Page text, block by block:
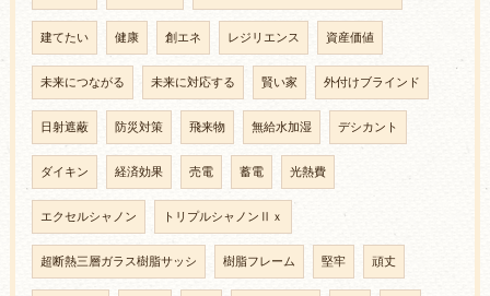
建てたい 健康 創エネ レジリエンス 資産価値
未来につながる 未来に対応する 賢い家 外付けブラインド
日射遮蔽 防災対策 飛来物 無給水加湿 デシカント
ダイキン 経済効果 売電 蓄電 光熱費
エクセルシャノン トリプルシャノンⅡｘ
超断熱三層ガラス樹脂サッシ 樹脂フレーム 堅牢 頑丈